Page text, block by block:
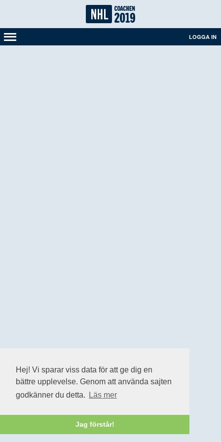
Hej! Vi sparar viss data för att ge dig en
bättre upplevelse. Genom att använda sajten
godkänner du detta.
Läs mer
Jag förstår!
LOGGA IN